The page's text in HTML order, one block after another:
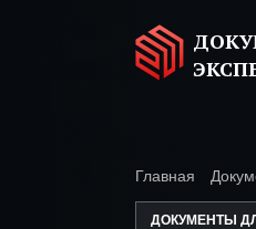
Главная
ДОКУМЕНТЫ